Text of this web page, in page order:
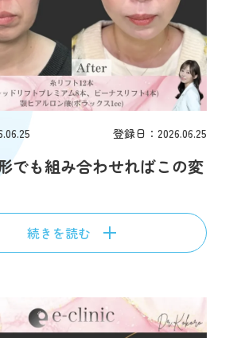
登録日：2026.06.25
でも組み合わせればこの変
続きを読む